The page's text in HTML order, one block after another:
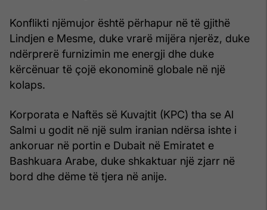
Konflikti njëmujor është përhapur në të gjithë
Lindjen e Mesme, duke vrarë mijëra njerëz, duke
ndërprerë furnizimin me energji dhe duke
kërcënuar të çojë ekonominë globale në një
kolaps.
Korporata e Naftës së Kuvajtit (KPC) tha se Al
Salmi u godit në një sulm iranian ndërsa ishte i
ankoruar në portin e Dubait në Emiratet e
Bashkuara Arabe, duke shkaktuar një zjarr në
bord dhe dëme të tjera në anije.